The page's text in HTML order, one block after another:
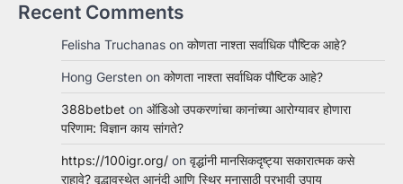
Recent Comments
Felisha Truchanas on कोणता नाश्ता सर्वाधिक पौष्टिक आहे?
Hong Gersten on कोणता नाश्ता सर्वाधिक पौष्टिक आहे?
388betbet on ऑडिओ उपकरणांचा कानांच्या आरोग्यावर होणारा
परिणाम: विज्ञान काय सांगते?
https://100igr.org/ on वृद्धांनी मानसिकदृष्ट्या सकारात्मक कसे
राहावे? वृद्धावस्थेत आनंदी आणि स्थिर मनासाठी प्रभावी उपाय